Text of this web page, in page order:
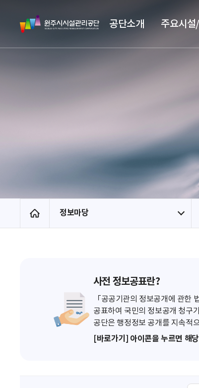
원
주
시
관
단
공단소개 주요시
홈 정보마당
사전 정보공표란?
「공공기관의 정보공개에 관한
공표하여 국민의 정보공개 청구
공단은 행정정보 공개를 지속적
[바로가기] 아이콘을 누르면 해